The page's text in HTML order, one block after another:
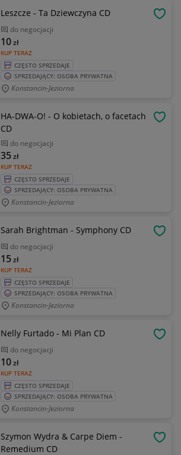
Leszcze - Ta Dziewczyna CD
do negocjacji
KUP TERAZ
10zł
CZĘSTO SPRZEDAJE
SPRZEDAJĄCY: OSOBA PRYWATNA
Konstancin-Jeziorna
HA-DWA-O! - O kobietach, o facetach
CD
do negocjacji
KUP TERAZ
35zł
CZĘSTO SPRZEDAJE
SPRZEDAJĄCY: OSOBA PRYWATNA
Konstancin-Jeziorna
Sarah Brightman - Symphony CD
do negocjacji
KUP TERAZ
15zł
CZĘSTO SPRZEDAJE
SPRZEDAJĄCY: OSOBA PRYWATNA
Konstancin-Jeziorna
Nelly Furtado - Mi Plan CD
do negocjacji
KUP TERAZ
10zł
CZĘSTO SPRZEDAJE
SPRZEDAJĄCY: OSOBA PRYWATNA
Konstancin-Jeziorna
Szymon Wydra & Carpe Diem -
Remedium CD